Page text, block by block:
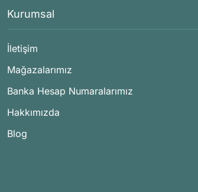
Kurumsal
İletişim
Mağazalarımız
Banka Hesap Numaralarımız
Hakkımızda
Blog